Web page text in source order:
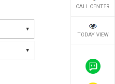
CALL CENTER
TODAY VIEW